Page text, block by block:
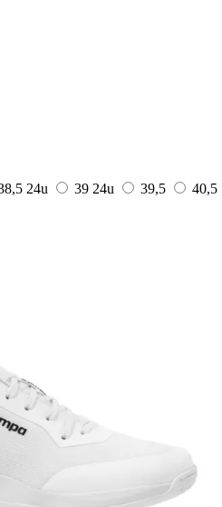
24u 39 24u 39,5
40,5